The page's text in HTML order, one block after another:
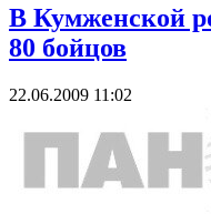
В Кумженской
80 бойцов
22.06.2009 11:02